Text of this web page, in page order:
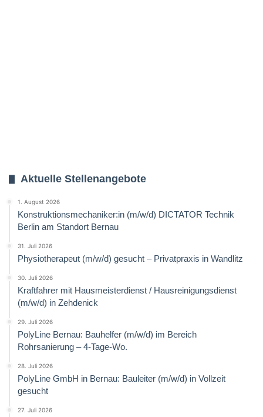
Aktuelle Stellenangebote
1. August 2026
Konstruktionsmechaniker:in (m/w/d) DICTATOR Technik
Berlin am Standort Bernau
31. Juli 2026
Physiotherapeut (m/w/d) gesucht – Privatpraxis in Wandlitz
30. Juli 2026
Kraftfahrer mit Hausmeisterdienst / Hausreinigungsdienst
(m/w/d) in Zehdenick
29. Juli 2026
PolyLine Bernau: Bauhelfer (m/w/d) im Bereich
Rohrsanierung – 4-Tage-Wo.
28. Juli 2026
PolyLine GmbH in Bernau: Bauleiter (m/w/d) in Vollzeit
gesucht
27. Juli 2026